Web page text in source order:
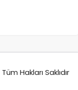
Tüm Hakları Saklıdır